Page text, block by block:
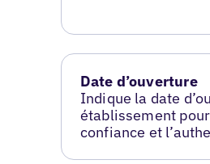
Date d’ouverture
Indique la date
établissement
confiance et